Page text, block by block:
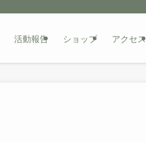
活動報告 ショップ アクセス